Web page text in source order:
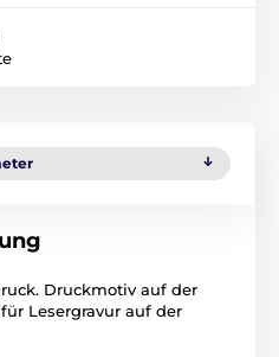
Druckmotiv auf der
Lesergravur auf der